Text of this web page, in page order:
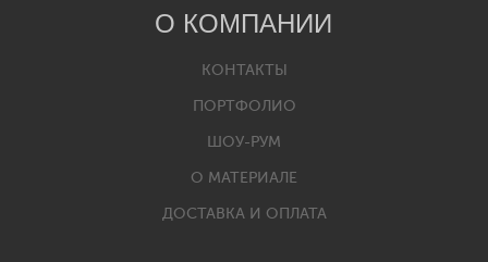
О КОМПАНИИ
КОНТАКТЫ
ПОРТФОЛИО
ШОУ-РУМ
О МАТЕРИАЛЕ
ДОСТАВКА И ОПЛАТА